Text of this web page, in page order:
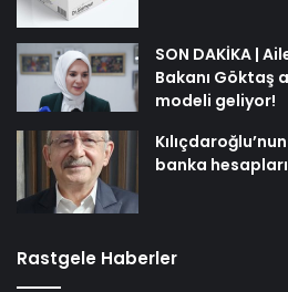
SON DAKİKA |
Bakanı Göktaş
modeli geliyor!
banka
Rastgele Haberler